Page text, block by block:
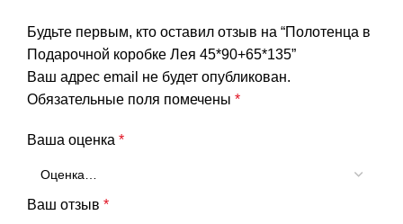
Будьте первым, кто оставил отзыв на “Полотенца в
Подарочной коробке Лея 45*90+65*135”
Ваш адрес email не будет опубликован.
Обязательные поля помечены *
Ваша оценка *
Ваш отзыв *